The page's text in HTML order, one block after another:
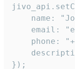
name:
email:
phone:
});